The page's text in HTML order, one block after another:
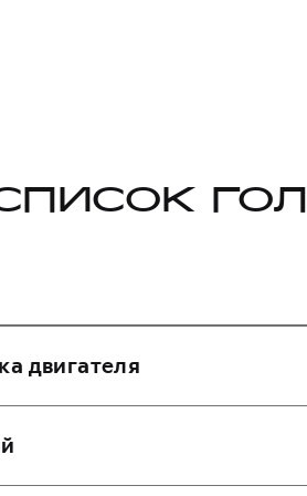
двигателя
двигатель в машине.